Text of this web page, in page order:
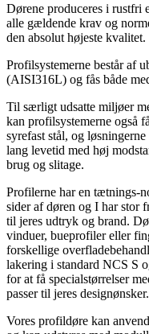
Dørene produceres i rustfri
alle gældende krav og
den absolut højeste kvalitet.
Profilsystemerne består af
(AISI316L) og fås både
Til særligt udsatte miljøer
kan profilsystemerne også
syrefast stål, og
lang levetid med høj
brug og slitage.
Profilerne har en tætnings-
sider af døren og I har stor
til jeres udtryk og brand.
vinduer, bueprofiler eller
forskellige
lakering i standard NCS S­
for at få specialstørrelser
passer til jeres designønsker.
Vores profildøre kan